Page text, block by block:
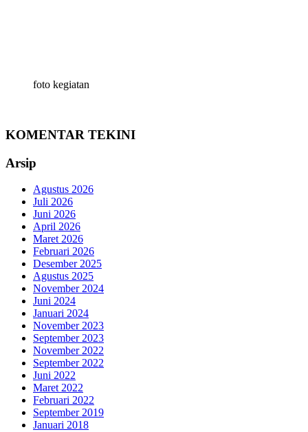
foto kegiatan
KOMENTAR TEKINI
Arsip
Agustus 2026
Juli 2026
Juni 2026
April 2026
Maret 2026
Februari 2026
Desember 2025
Agustus 2025
November 2024
Juni 2024
Januari 2024
November 2023
September 2023
November 2022
September 2022
Juni 2022
Maret 2022
Februari 2022
September 2019
Januari 2018